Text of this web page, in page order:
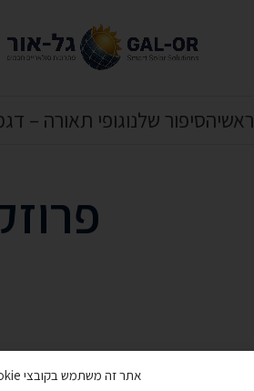
אתר זה משתמש בקובצי Cookie ובטכנולוגיות מעקב
ראשיהסיפור שלנוגופי תאורה –